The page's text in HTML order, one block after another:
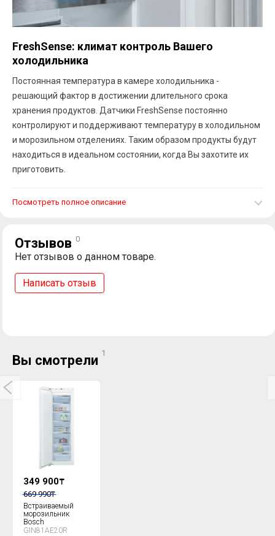
FreshSense: климат контроль Вашего
холодильника
Постоянная температура в камере холодильника -
решающий фактор в достижении длительного срока
хранения продуктов. Датчики FreshSense постоянно
контролируют и поддерживают температуру в холодильном
и морозильном отделениях. Таким образом продукты будут
находиться в идеальном состоянии, когда Вы захотите их
приготовить.
Посмотреть полное описание
Отзывов 0
Нет отзывов о данном товаре.
Написать отзыв
Вы смотрели 1
349 900₸
669 990₸
Встраиваемый
морозильник
Bosch
GIN81AE20R